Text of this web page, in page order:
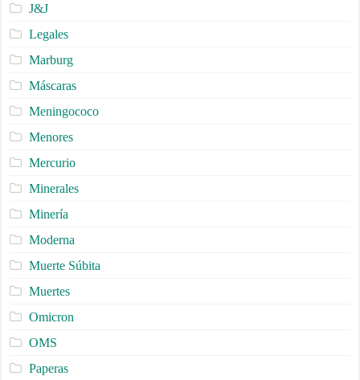
J&J
Legales
Marburg
Máscaras
Meningococo
Menores
Mercurio
Minerales
Minería
Moderna
Muerte Súbita
Muertes
Omicron
OMS
Paperas